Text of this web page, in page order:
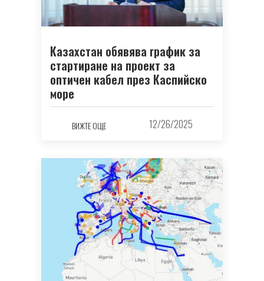
Казахстан обявява график за
стартиране на проект за
оптичен кабел през Каспийско
море
ВИЖТЕ ОЩЕ 12/26/2025